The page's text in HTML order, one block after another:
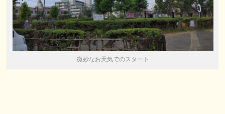
微妙なお天気でのスタート